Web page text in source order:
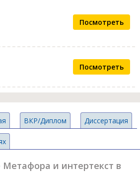
Посмотреть
Посмотреть
ВКР/Диплом Диссертация
и интертекст в